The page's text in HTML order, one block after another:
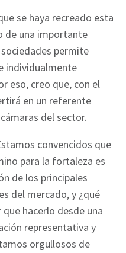
se haya recreado esta
de una importante
permite
individualmente
eso, creo que, con el
en un referente
del sector.
convencidos que
para la fortaleza es
de los principales
del mercado, y ¿qué
que hacerlo desde una
representativa y
orgullosos de